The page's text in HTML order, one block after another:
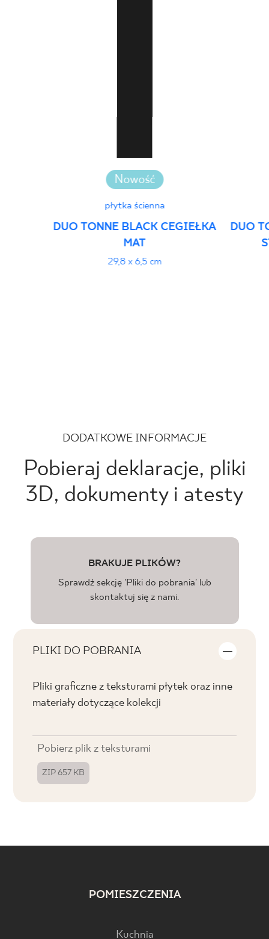
Nowość
płytka ścienna
DUO TONNE BLACK CEGIEŁKA
MAT
29,8 x 6,5 cm
DUO
DODATKOWE INFORMACJE
Pobieraj deklaracje, pliki
3D, dokumenty i atesty
BRAKUJE PLIKÓW?
Sprawdź sekcję 'Pliki do pobrania' lub
skontaktuj się z nami.
PLIKI DO POBRANIA
Pliki graficzne z teksturami płytek oraz inne
materiały dotyczące kolekcji
Pobierz plik z teksturami
ZIP 657 KB
POMIESZCZENIA
Kuchnia